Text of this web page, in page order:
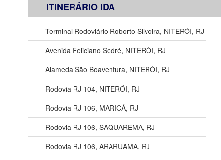
ITINERÁRIO IDA
Terminal Rodoviário Roberto Silveira, NITERÓI, RJ
Avenida Feliciano Sodré, NITERÓI, RJ
Alameda São Boaventura, NITERÓI, RJ
Rodovia RJ 104, NITERÓI, RJ
Rodovia RJ 106, MARICÁ, RJ
Rodovia RJ 106, SAQUAREMA, RJ
Rodovia RJ 106, ARARUAMA, RJ